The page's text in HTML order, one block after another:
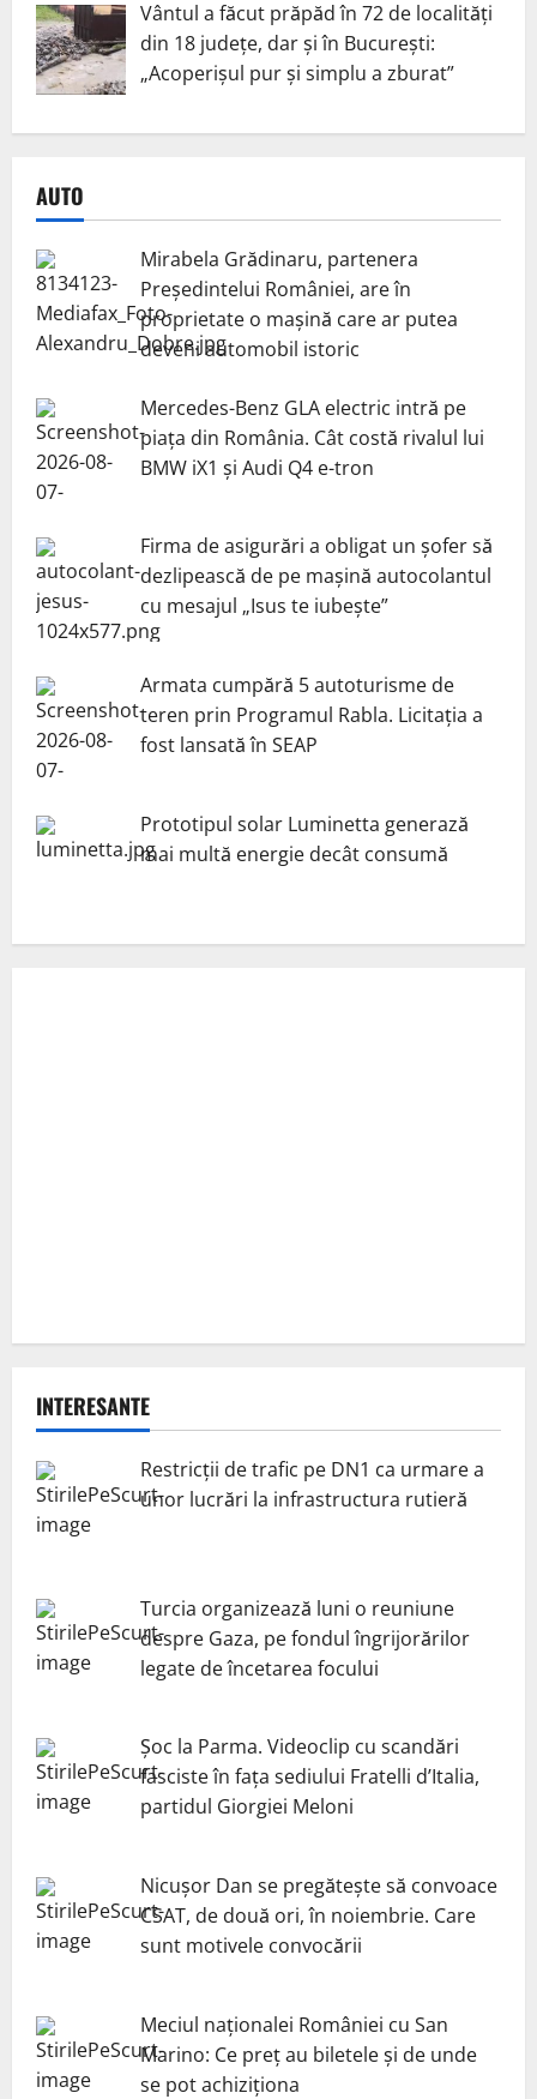
Vântul a făcut prăpăd în 72 de localități
din 18 județe, dar și în București:
„Acoperișul pur și simplu a zburat”
AUTO
Mirabela Grădinaru, partenera
Președintelui României, are în
proprietate o mașină care ar putea
deveni automobil istoric
Mercedes-Benz GLA electric intră pe
piața din România. Cât costă rivalul lui
BMW iX1 și Audi Q4 e-tron
Firma de asigurări a obligat un șofer să
dezlipească de pe mașină autocolantul
cu mesajul „Isus te iubește”
Armata cumpără 5 autoturisme de
teren prin Programul Rabla. Licitația a
fost lansată în SEAP
Prototipul solar Luminetta generază
mai multă energie decât consumă
INTERESANTE
Restricții de trafic pe DN1 ca urmare a
unor lucrări la infrastructura rutieră
Turcia organizează luni o reuniune
despre Gaza, pe fondul îngrijorărilor
legate de încetarea focului
Șoc la Parma. Videoclip cu scandări
fasciste în fața sediului Fratelli d’Italia,
partidul Giorgiei Meloni
Nicuşor Dan se pregăteşte să convoace
CSAT, de două ori, în noiembrie. Care
sunt motivele convocării
Meciul naționalei României cu San
Marino: Ce preț au biletele și de unde
se pot achiziționa